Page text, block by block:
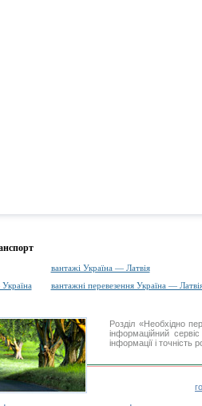
вантажі Україна — Латвія
вантажні перевезення Україна —
Розділ «Необхідно
інформаційний
інформації і